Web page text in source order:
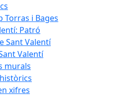
Torras i Bages
Patró
Sant Valentí
Valentí
murals
xifres